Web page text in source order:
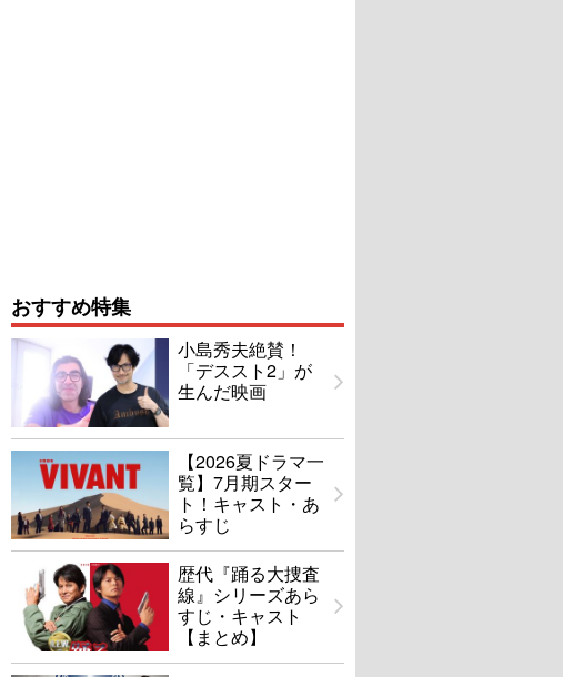
おすすめ特集
小島秀夫絶賛！
「デススト2」が
生んだ映画
【2026夏ドラマ一
覧】7月期スター
ト！キャスト・あ
らすじ
歴代『踊る大捜査
線』シリーズあら
すじ・キャスト
【まとめ】